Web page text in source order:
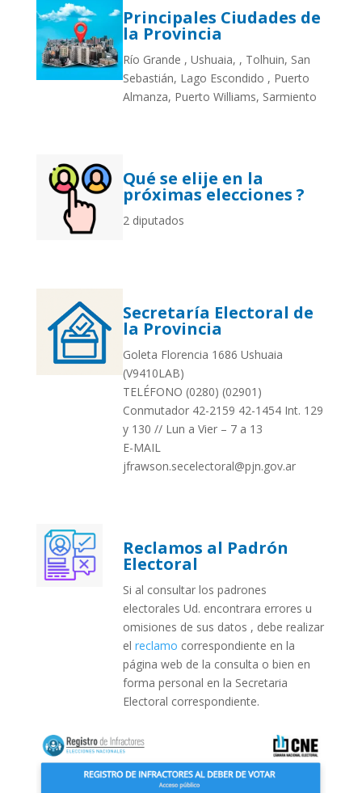
Principales Ciudades de
la Provincia
Río Grande , Ushuaia, , Tolhuin, San
Sebastián, Lago Escondido , Puerto
Almanza, Puerto Williams, Sarmiento
Qué se elije en la
próximas elecciones ?
2 diputados
Secretaría Electoral de
la Provincia
Goleta Florencia 1686 Ushuaia
(V9410LAB)
TELÉFONO (0280) (02901)
Conmutador 42-2159 42-1454 Int. 129
y 130 // Lun a Vier – 7 a 13
E-MAIL
jfrawson.secelectoral@pjn.gov.ar
Reclamos al Padrón
Electoral
Si al consultar los padrones
electorales Ud. encontrara errores u
omisiones de sus datos , debe realizar
elreclamo correspondiente en la
página web de la consulta o bien en
forma personal en la Secretaria
Electoral correspondiente.